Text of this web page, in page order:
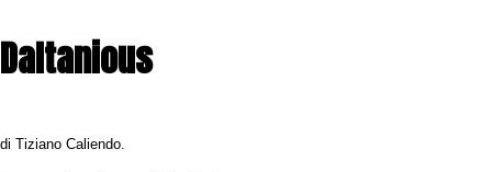
Daltanious
di Tiziano Caliendo